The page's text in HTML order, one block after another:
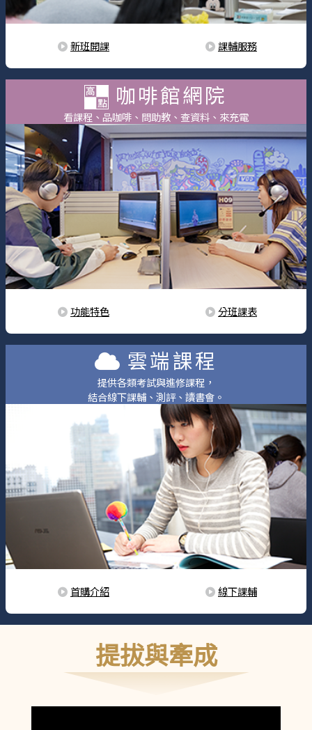
新班開課 課輔服務
咖啡館網院
看課程、品咖啡、問助教、查資料、來充電
功能特色 分班課表
雲端課程
提供各類考試與進修課程，
結合線下課輔、測評、讀書會。
首購介紹 線下課輔
提拔與牽成